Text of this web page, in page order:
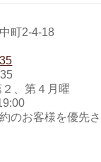
町2-4-18
、第４月曜
のお客様を優先